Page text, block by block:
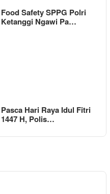
Food Safety SPPG Polri
Ketanggi Ngawi Pa…
Pasca Hari Raya Idul Fitri
1447 H, Polis…